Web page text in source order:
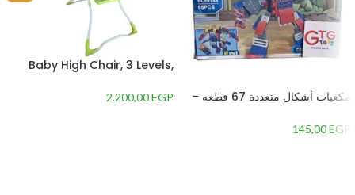
مكعبات أشكال متعددة 67 قطعه –
145,00EGP
Baby High Chair, 3 Levels,
2.200,00EGP